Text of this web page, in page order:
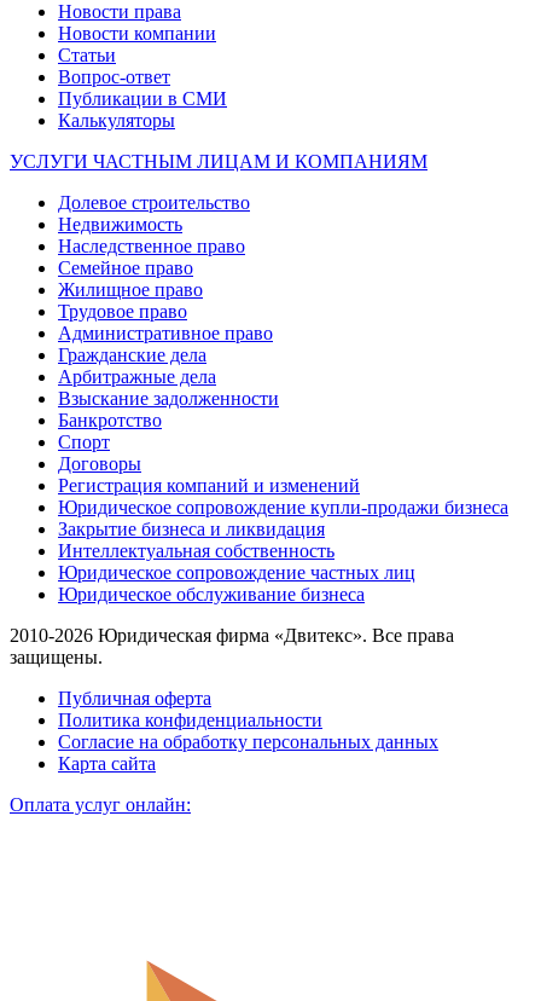
Новости права
Новости компании
Статьи
Вопрос-ответ
Публикации в СМИ
Калькуляторы
УСЛУГИ ЧАСТНЫМ ЛИЦАМ И КОМПАНИЯМ
Долевое строительство
Недвижимость
Наследственное право
Семейное право
Жилищное право
Трудовое право
Административное право
Гражданские дела
Арбитражные дела
Взыскание задолженности
Банкротство
Спорт
Договоры
Регистрация компаний и изменений
Юридическое сопровождение купли-продажи бизнеса
Закрытие бизнеса и ликвидация
Интеллектуальная собственность
Юридическое сопровождение частных лиц
Юридическое обслуживание бизнеса
2010-2026 Юридическая фирма «Двитекс». Все права
защищены.
Публичная оферта
Политика конфиденциальности
Согласие на обработку персональных данных
Карта сайта
Оплата услуг онлайн: